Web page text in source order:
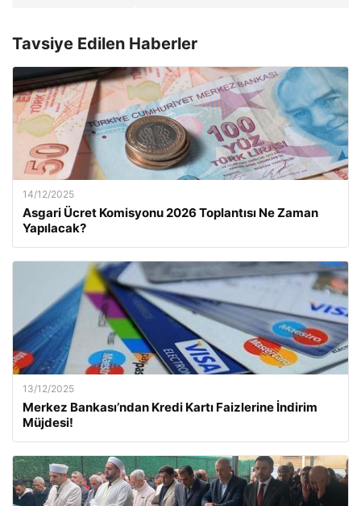
Tavsiye Edilen Haberler
14/12/2025
Asgari Ücret Komisyonu 2026 Toplantısı Ne Zaman
Yapılacak?
13/12/2025
Merkez Bankası’ndan Kredi Kartı Faizlerine İndirim
Müjdesi!